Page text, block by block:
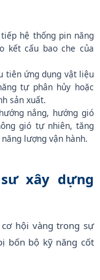
hệ thống pin năng
kết cấu bao che của
tiên ứng dụng vật liệu
tự phân hủy hoặc
sản xuất.
nắng, hướng gió
gió tự nhiên, tăng
lượng vận hành.
xây dựng
hội vàng trong sự
bốn bộ kỹ năng cốt